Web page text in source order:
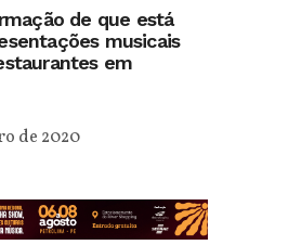
de que está
musicais
em
de 2020